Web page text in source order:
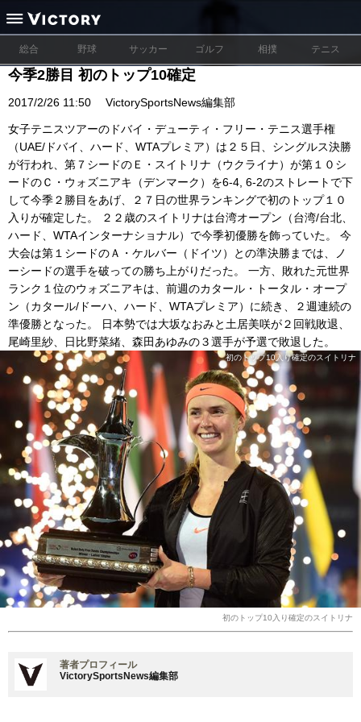
総合 野球 サッカー ゴルフ 相撲 テニス
今季2勝目 初のトップ10確定
2017/2/26 11:50 VictorySportsNews編集部
女子テニスツアーのドバイ・デューティ・フリー・テニス選手権
（UAE/ドバイ、ハード、WTAプレミア）は２５日、シングルス決勝
が行われ、第７シードのＥ・スイトリナ（ウクライナ）が第１０シ
ードのＣ・ウォズニアキ（デンマーク）を6-4, 6-2のストレートで下
して今季２勝目をあげ、２７日の世界ランキングで初のトップ１０
入りが確定した。 ２２歳のスイトリナは台湾オープン（台湾/台北、
ハード、WTAインターナショナル）で今季初優勝を飾っていた。 今
大会は第１シードのＡ・ケルバー（ドイツ）との準決勝までは、ノ
ーシードの選手を破っての勝ち上がりだった。 一方、敗れた元世界
ランク１位のウォズニアキは、前週のカタール・トータル・オープ
ン（カタール/ドーハ、ハード、WTAプレミア）に続き、２週連続の
準優勝となった。 日本勢では大坂なおみと土居美咲が２回戦敗退、
尾崎里紗、日比野菜緒、森田あゆみの３選手が予選で敗退した。
初のトップ10入り確定のスイトリナ
初のトップ10入り確定のスイトリナ
著者プロフィール
VictorySportsNews編集部